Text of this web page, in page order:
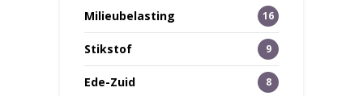
Milieubelasting 16
Stikstof 9
Ede-Zuid 8